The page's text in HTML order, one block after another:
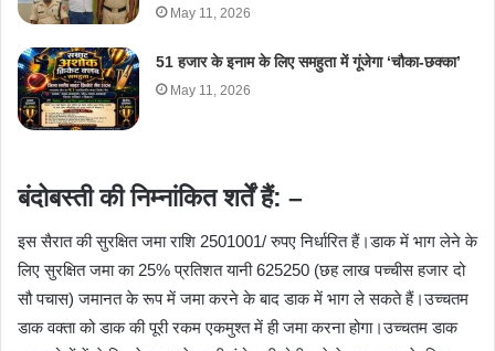
May 11, 2026
51 हजार के इनाम के लिए समहुता में गूंजेगा ‘चौका-छक्का’
May 11, 2026
बंदोबस्ती की निम्नांकित शर्तें हैं: –
इस सैरात की सुरक्षित जमा राशि 2501001/ रुपए निर्धारित हैं।डाक में भाग लेने के
लिए सुरक्षित जमा का 25% प्रतिशत यानी 625250 (छह लाख पच्चीस हजार दो
सौ पचास) जमानत के रूप में जमा करने के बाद डाक में भाग ले सकते हैं।उच्चतम
डाक वक्ता को डाक की पूरी रकम एकमुश्त में ही जमा करना होगा।उच्चतम डाक